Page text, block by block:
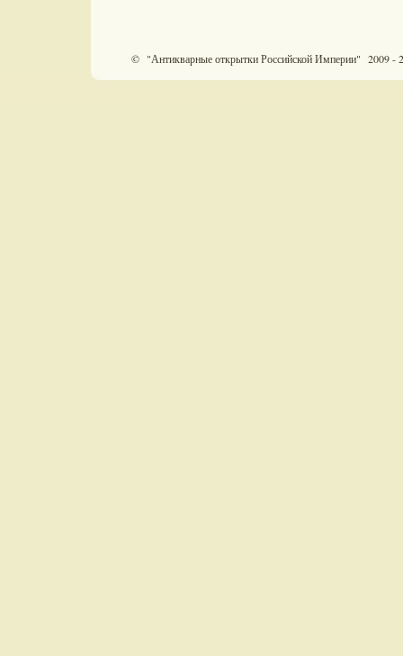
© "Антикварные открытки Российской Империи" 2009 -